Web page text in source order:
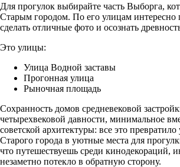
Для прогулок выбирайте часть Выборга,
Старым городом. По его улицам интересно
сделать отличные фото и осознать
Это улицы:
Улица Водной заставы
Прогонная улица
Рыночная площадь
Сохранность домов средневековой
четырехвековой давности, минимальное
советской архитектуры: все это
Старого города в уютные места для
что путешествуешь среди кинодекораций,
незаметно потекло в обратную сторону.